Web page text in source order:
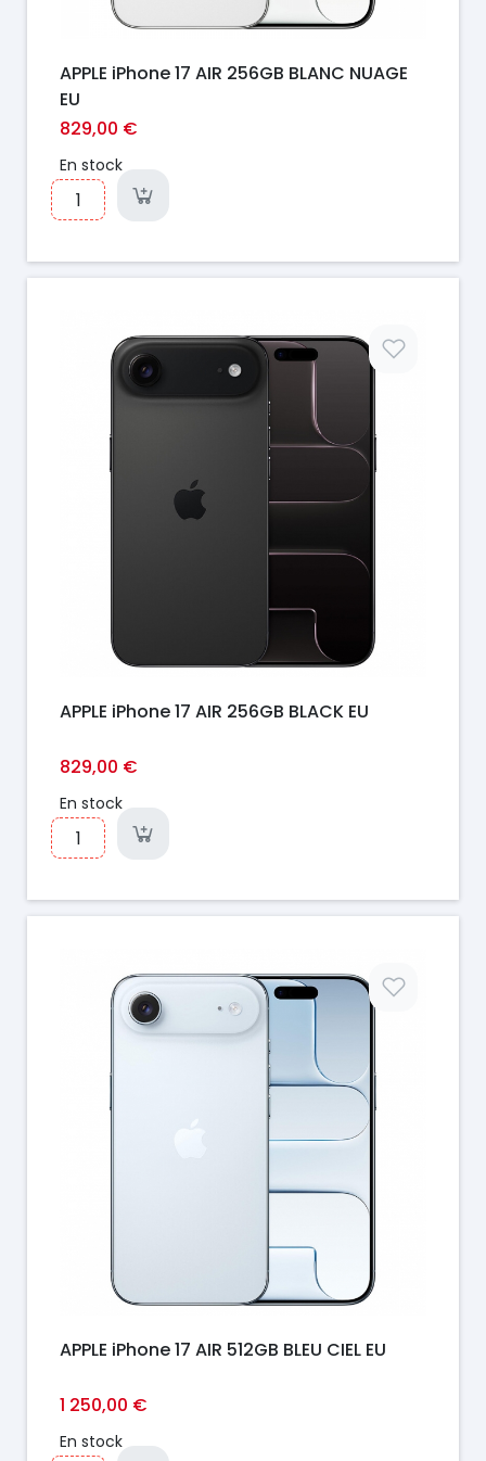
APPLE iPhone 17 AIR 256GB BLANC NUAGE
EU
829,00 €
En stock
APPLE iPhone 17 AIR 256GB BLACK EU
829,00 €
En stock
APPLE iPhone 17 AIR 512GB BLEU CIEL EU
1 250,00 €
En stock